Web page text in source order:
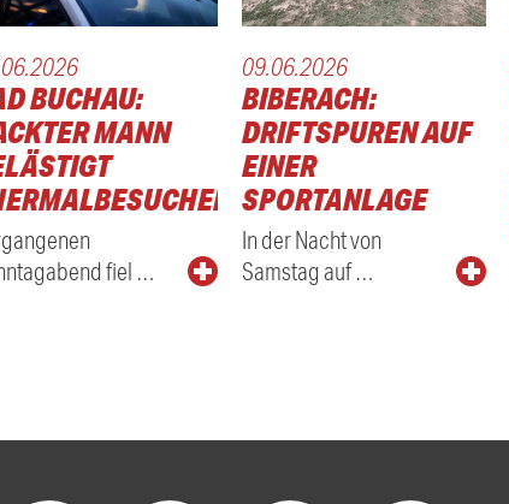
BUCHAU:
MANN
fiel …
09.06.2026
BIBERACH:
DRIFTSPUREN AUF
EINER
SPORTANLAGE
In der Nacht von
Samstag auf …